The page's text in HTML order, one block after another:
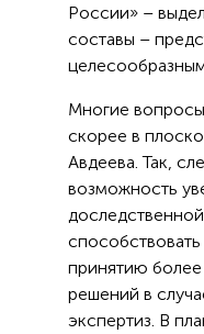
России» –
составы –
Многие
скорее в
Авдеева. Так,
возможность
принятию
решений в
экспертиз. В